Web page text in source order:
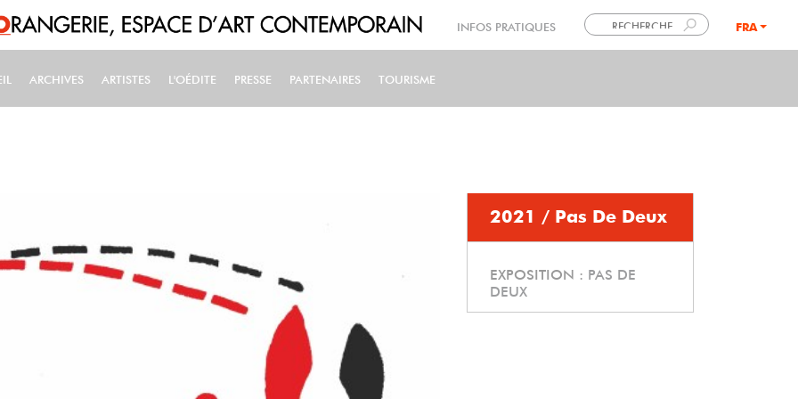
INFOS PRATIQUES FRA
NAVIGATION
ARCHIVES ARTISTES L'OÉDITE PRESSE PARTENAIRES TOURISME
2021 / Pas De Deux
EXPOSITION : PAS DE
DEUX